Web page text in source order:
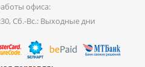
офиса:
Сб.-Вс.: Выходные дни